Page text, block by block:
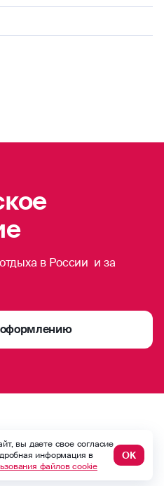
в России и за
оформлению
вы даете свое согласие
информация в
файлов cookie
ОК